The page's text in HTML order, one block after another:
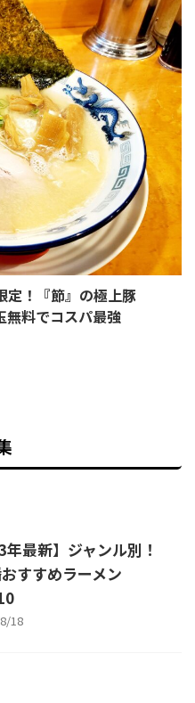
定！『節』の極上豚
無料でコスパ最強
年最新】ジャンル別！
すすめラーメン
18